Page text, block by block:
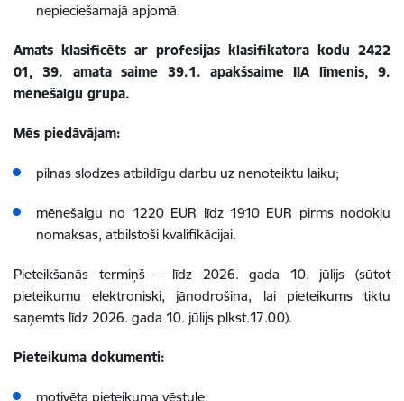
nepieciešamajā apjomā.
Amats klasificēts ar profesijas klasifikatora kodu 2422
01, 39. amata saime 39.1. apakšsaime IIA līmenis, 9.
mēnešalgu grupa.
Mēs piedāvājam:
pilnas slodzes atbildīgu darbu uz nenoteiktu laiku;
mēnešalgu no 1220 EUR līdz 1910 EUR pirms nodokļu
nomaksas, atbilstoši kvalifikācijai.
Pieteikšanās termiņš – līdz 2026. gada 10. jūlijs (sūtot
pieteikumu elektroniski, jānodrošina, lai pieteikums tiktu
saņemts līdz 2026. gada 10. jūlijs plkst.17.00).
Pieteikuma dokumenti:
motivēta pieteikuma vēstule;